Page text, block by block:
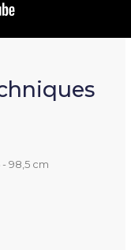
- 98,5 cm